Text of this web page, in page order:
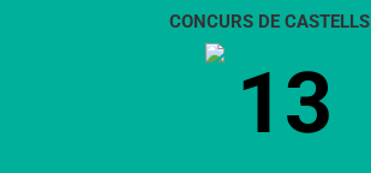
CONCURS DE CASTELLS
13